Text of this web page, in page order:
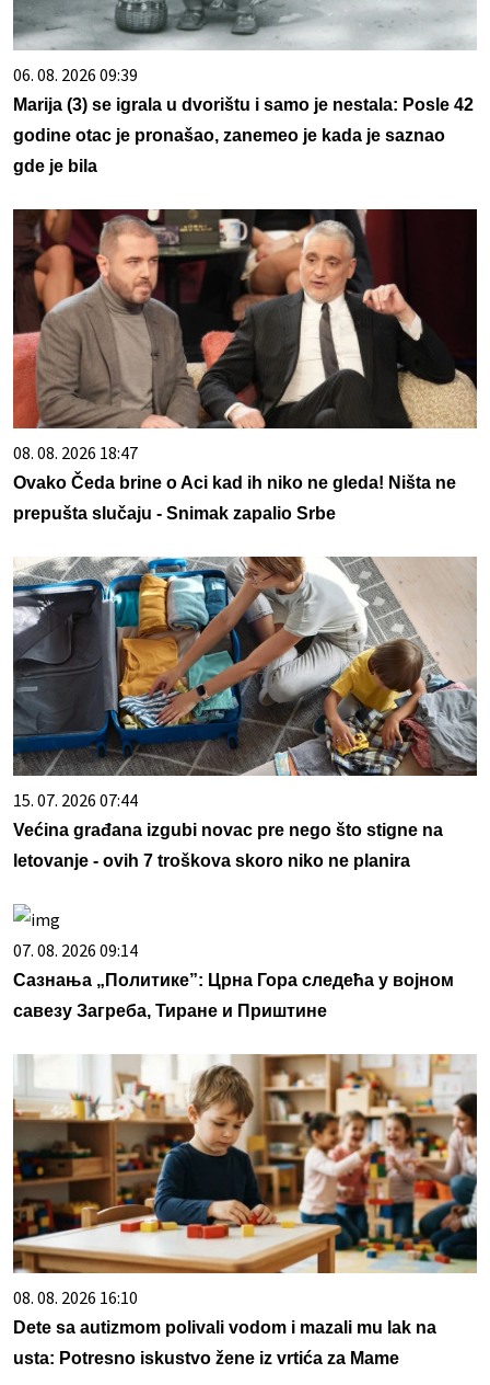
06. 08. 2026 09:39
Marija (3) se igrala u dvorištu i samo je nestala: Posle 42
godine otac je pronašao, zanemeo je kada je saznao
gde je bila
08. 08. 2026 18:47
Ovako Čeda brine o Aci kad ih niko ne gleda! Ništa ne
prepušta slučaju - Snimak zapalio Srbe
15. 07. 2026 07:44
Većina građana izgubi novac pre nego što stigne na
letovanje - ovih 7 troškova skoro niko ne planira
07. 08. 2026 09:14
Сазнања „Политике”: Црна Гора следећа у војном
савезу Загреба, Тиране и Приштине
08. 08. 2026 16:10
Dete sa autizmom polivali vodom i mazali mu lak na
usta: Potresno iskustvo žene iz vrtića za Mame